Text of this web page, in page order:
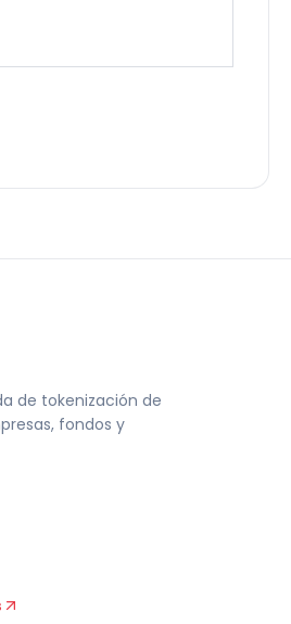
de tokenización de
fondos y